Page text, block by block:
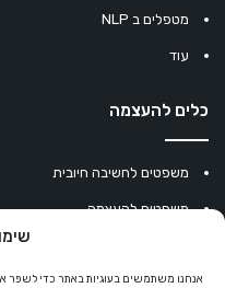
אנחנו משתמשים בעוגיות באתר כדי לשפר
מטפלים ב NLP
עוד
כלים להעצמה
משפטים לחשיבה חיובית
משפטים להעצמה
מחשבון נומרולוגיה